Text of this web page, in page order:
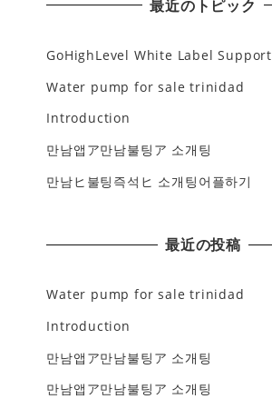
最近のトピック
GoHighLevel White Label Support
Water pump for sale trinidad
Introduction
만남앱ア만남불팅ア 소개팅
만남ヒ불팅즉석ヒ 소개팅어플하기
最近の投稿
Water pump for sale trinidad
Introduction
만남앱ア만남불팅ア 소개팅
만남앱ア만남불팅ア 소개팅